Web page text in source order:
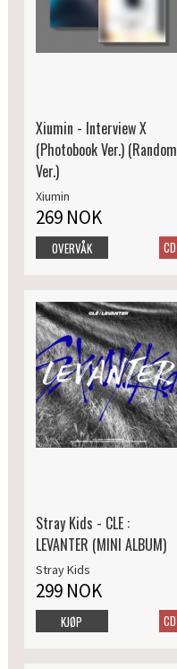
Xiumin - Interview X
(Photobook Ver.) (Random
Ver.)
Xiumin
269 NOK
CD
OVERVÅK
Stray Kids - CLE :
LEVANTER (MINI ALBUM)
Stray Kids
299 NOK
CD
KJØP